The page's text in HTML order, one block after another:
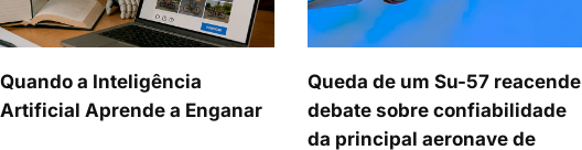
Quando a Inteligência
Artificial Aprende a Enganar
Queda de um Su-57 reacende
debate sobre confiabilidade
da principal aeronave de